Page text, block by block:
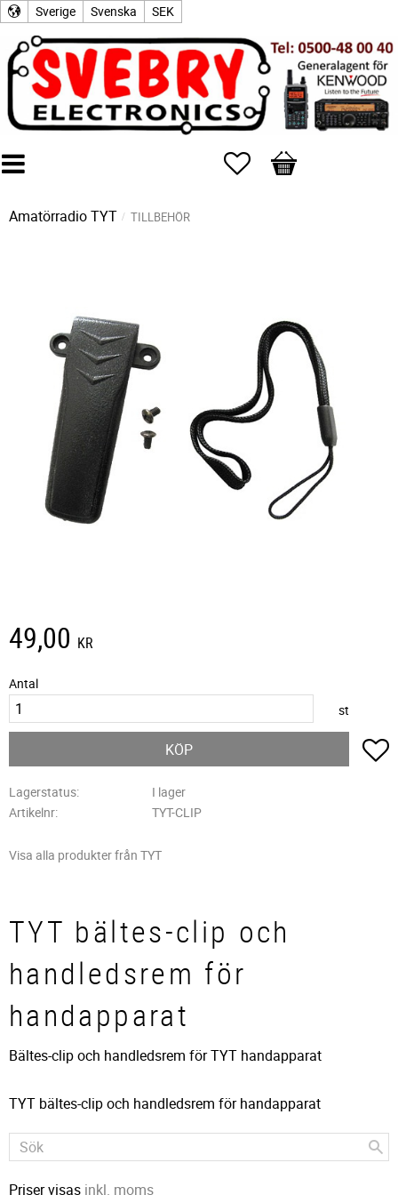
Sverige Svenska SEK
Favoriter
Kundvagn
AmatörradioTYT TILLBEHÖR
49,00 KR
Antal
st
KÖP
Lagerstatus
I lager
Artikelnr
TYT-CLIP
Visa alla produkter från TYT
TYT bältes-clip och
handledsrem för
handapparat
Bältes-clip och handledsrem för TYT handapparat
TYT bältes-clip och handledsrem för handapparat
Priser visas inkl. moms